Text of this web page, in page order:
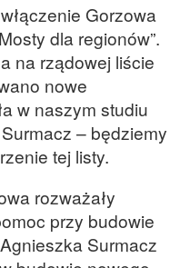
Gorzowa
dla regionów”.
na rządowej liście
nowe
w naszym studiu
– będziemy
tej listy.
rozważały
przy budowie
Surmacz